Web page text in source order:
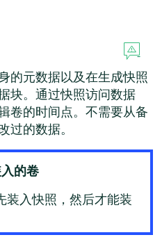
的元数据以及在生成快照
块。通过快照访问数据
卷的时间点。不需要从备
过的数据。
的卷
装入快照，然后才能装